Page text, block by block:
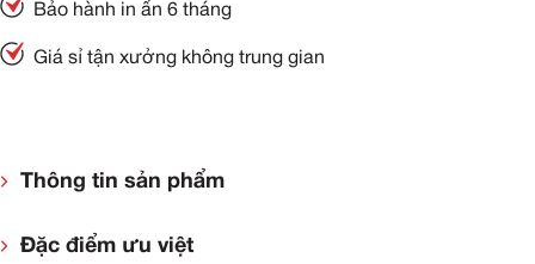
Bảo hành in ấn 6 tháng
Giá sỉ tận xưởng không trung gian
Thông tin sản phẩm
Đặc điểm ưu việt